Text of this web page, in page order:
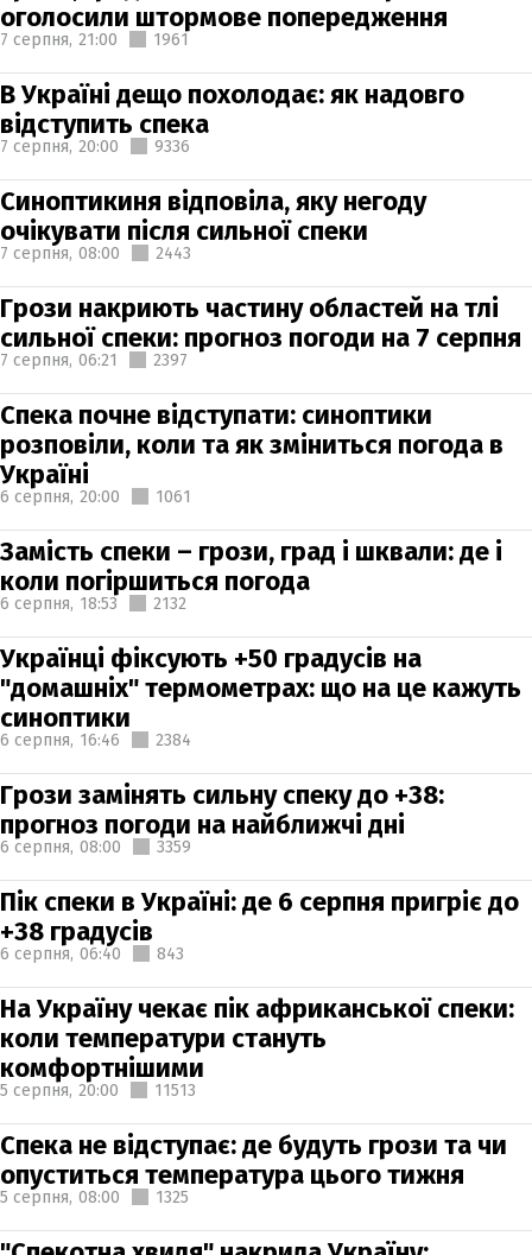
оголосили штормове попередження
7 серпня, 21:00 1961
В Україні дещо похолодає: як надовго
відступить спека
7 серпня, 20:00 9336
Синоптикиня відповіла, яку негоду
очікувати після сильної спеки
7 серпня, 08:00 2443
Грози накриють частину областей на тлі
сильної спеки: прогноз погоди на 7 серпня
7 серпня, 06:21 2397
Спека почне відступати: синоптики
розповіли, коли та як зміниться погода в
Україні
6 серпня, 20:00 1061
Замість спеки – грози, град і шквали: де і
коли погіршиться погода
6 серпня, 18:53 2132
Українці фіксують +50 градусів на
"домашніх" термометрах: що на це кажуть
синоптики
6 серпня, 16:46 2384
Грози замінять сильну спеку до +38:
прогноз погоди на найближчі дні
6 серпня, 08:00 3359
Пік спеки в Україні: де 6 серпня пригріє до
+38 градусів
6 серпня, 06:40 843
На Україну чекає пік африканської спеки:
коли температури стануть
комфортнішими
5 серпня, 20:00 11513
Спека не відступає: де будуть грози та чи
опуститься температура цього тижня
5 серпня, 08:00 1325